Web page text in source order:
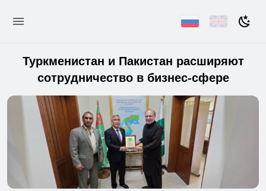
Туркменистан и Пакистан расширяют
сотрудничество в бизнес-сфере